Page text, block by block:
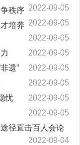
2022-09-05
秩序
2022-09-05
培养
2022-09-05
2022-09-05
遗”
2022-09-05
2022-09-05
忧
2022-09-05
2022-09-05
径直击百人会论
2022-09-04